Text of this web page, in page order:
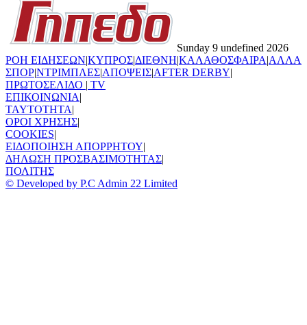
Sunday 9 undefined 2026
ΡΟΗ ΕΙΔΗΣΕΩΝ|ΚΥΠΡΟΣ|ΔΙΕΘΝΗ|ΚΑΛΑΘΟΣΦΑΙΡΑ|ΑΛΛΑ
ΣΠΟΡ|ΝΤΡΙΜΠΛΕΣ|ΑΠΟΨΕΙΣ|AFTER DERBY|
ΠΡΩΤΟΣΕΛΙΔΟ | TV
ΕΠΙΚΟΙΝΩΝΙΑ|
TAYTOTHTA|
ΟΡΟΙ ΧΡΗΣΗΣ|
COOKIES|
ΕΙΔΟΠΟΙΗΣΗ ΑΠΟΡΡΗΤΟΥ|
ΔΗΛΩΣΗ ΠΡΟΣΒΑΣΙΜΟΤΗΤΑΣ|
ΠΟΛΙΤΗΣ
© Developed by P.C Admin 22 Limited